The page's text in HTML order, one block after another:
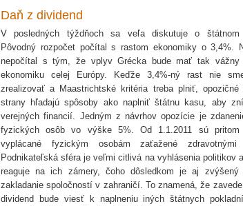
Daň z dividend
V posledných týždňoch sa veľa diskutuje o štátnom
Pôvodný rozpočet počítal s rastom ekonomiky o 3,4%.
nepočítal s tým, že vplyv Grécka bude mať tak vážny
ekonomiku celej Európy. Keďže 3,4%-ný rast nie
zrealizovať a Maastrichtské kritéria treba plniť, opozičné
strany hľadajú spôsoby ako naplniť štátnu kasu, aby
verejných financií. Jedným z návrhov opozície je
fyzických osôb vo výške 5%. Od 1.1.2011 sú pritom
vyplácané fyzickým osobám zaťažené zdravotnými
Podnikateľská sféra je veľmi citlivá na vyhlásenia politikov
reaguje na ich zámery, čoho dôsledkom je aj zvýšený
zakladanie spoločností v zahraničí. To znamená, že
dividend bude viesť k naplneniu iných štátnych